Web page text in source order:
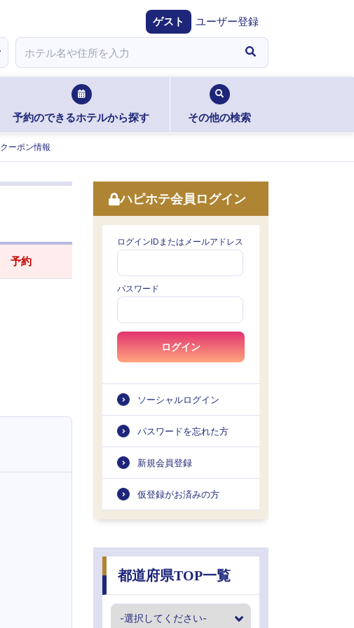
ゲスト ユーザー登録
予約のできるホテルから探す その他の検索
クーポン情報
予約
ハピホテ会員ログイン
ログインIDまたはメールアドレス
パスワード
ログイン
ソーシャルログイン
パスワードを忘れた方
新規会員登録
仮登録がお済みの方
都道府県TOP一覧